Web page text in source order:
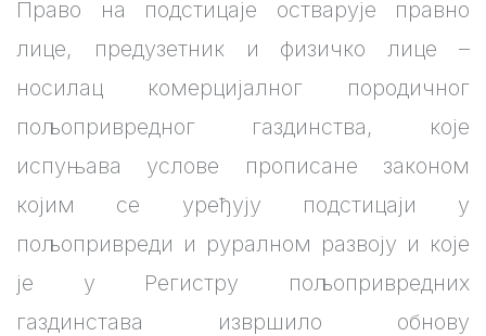
Право на подстицаје остварује правно
лице, предузетник и физичко лице –
носилац комерцијалног породичног
пољопривредног газдинства, које
испуњава услове прописане законом
којим се уређују подстицаји у
пољопривреди и руралном развоју и које
је у Регистру пољопривредних
газдинстава извршило обнову